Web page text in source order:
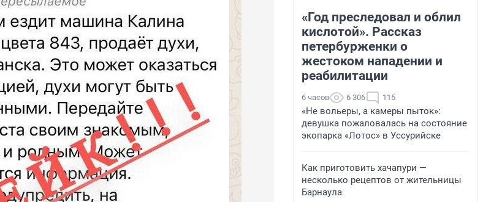
«Год преследовал и облил
кислотой». Рассказ
петербурженки о
жестоком нападении и
реабилитации
6 часов 6 306 115
«Не вольеры, а камеры пыток»:
девушка пожаловалась на состояние
экопарка «Лотос» в Уссурийске
Как приготовить хачапури —
несколько рецептов от жительницы
Барнаула